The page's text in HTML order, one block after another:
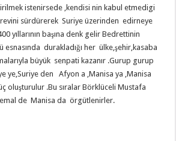
istenirsede ,kendisi nin kabul etmedigi
sürdürerek Suriye üzerinden edirneye
yıllarının başına denk gelir Bedrettinin
esnasında durakladığı her ülke,şehir,kasaba
büyük senpati kazanır .Gurup gurup
ye,Suriye den Afyon a ,Manisa ya ,Manisa
oluşturulur .Bu sıralar Börklüceli Mustafa
de Manisa da örgütlenirler.